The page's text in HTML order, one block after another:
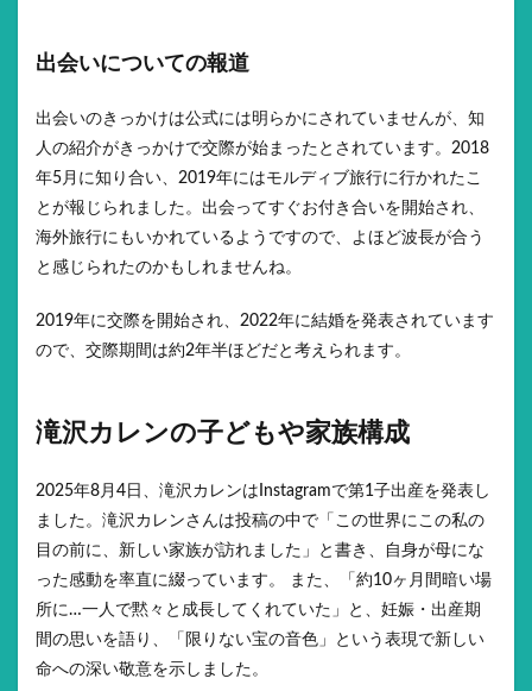
出会いについての報道
出会いのきっかけは公式には明らかにされていませんが、知
人の紹介がきっかけで交際が始まったとされています。2018
年5月に知り合い、2019年にはモルディブ旅行に行かれたこ
とが報じられました。出会ってすぐお付き合いを開始され、
海外旅行にもいかれているようですので、よほど波長が合う
と感じられたのかもしれませんね。
2019年に交際を開始され、2022年に結婚を発表されています
ので、交際期間は約2年半ほどだと考えられます。
滝沢カレンの子どもや家族構成
2025年8月4日、滝沢カレンはInstagramで第1子出産を発表し
ました。滝沢カレンさんは投稿の中で「この世界にこの私の
目の前に、新しい家族が訪れました」と書き、自身が母にな
った感動を率直に綴っています。 また、「約10ヶ月間暗い場
所に…一人で黙々と成長してくれていた」と、妊娠・出産期
間の思いを語り、「限りない宝の音色」という表現で新しい
命への深い敬意を示しました。